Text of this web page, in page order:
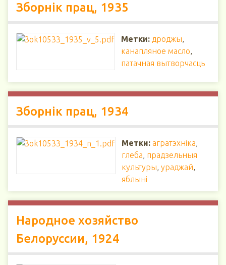
Зборнік прац, 1935
Метки: дроджы,
канапляное масло,
патачная вытворчасць
Зборнік прац, 1934
Метки: агратэхніка,
глеба, прадзельныя
культуры, ураджай,
яблыні
Народное хозяйство
Белоруссии, 1924